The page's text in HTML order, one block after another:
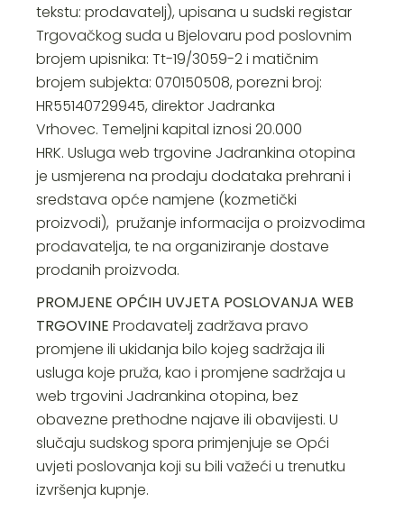
tekstu: prodavatelj), upisana u sudski registar
Trgovačkog suda u Bjelovaru pod poslovnim
brojem upisnika: Tt-19/3059-2 i matičnim
brojem subjekta: 070150508, porezni broj:
HR55140729945, direktor Jadranka
Vrhovec. Temeljni kapital iznosi 20.000
HRK. Usluga web trgovine Jadrankina otopina
je usmjerena na prodaju dodataka prehrani i
sredstava opće namjene (kozmetički
proizvodi), pružanje informacija o proizvodima
prodavatelja, te na organiziranje dostave
prodanih proizvoda.
PROMJENE OPĆIH UVJETA POSLOVANJA WEB
TRGOVINEProdavatelj zadržava pravo
promjene ili ukidanja bilo kojeg sadržaja ili
usluga koje pruža, kao i promjene sadržaja u
web trgovini Jadrankina otopina, bez
obavezne prethodne najave ili obavijesti. U
slučaju sudskog spora primjenjuje se Opći
uvjeti poslovanja koji su bili važeći u trenutku
izvršenja kupnje.